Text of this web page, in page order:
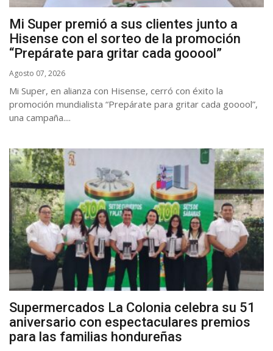
Mi Super premió a sus clientes junto a
Hisense con el sorteo de la promoción
“Prepárate para gritar cada gooool”
Agosto 07, 2026
Mi Super, en alianza con Hisense, cerró con éxito la
promoción mundialista “Prepárate para gritar cada gooool”,
una campaña....
Supermercados La Colonia celebra su 51
aniversario con espectaculares premios
para las familias hondureñas